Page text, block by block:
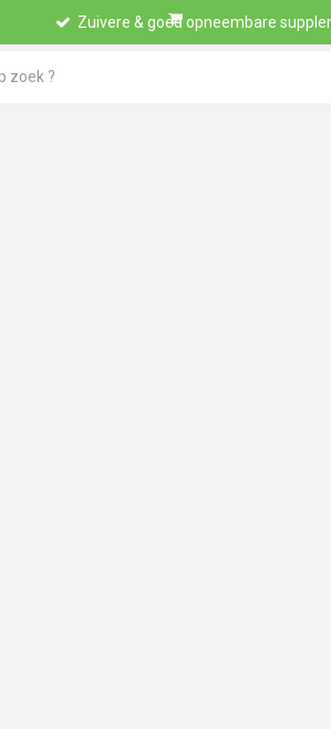
Zuivere & goed opneembare